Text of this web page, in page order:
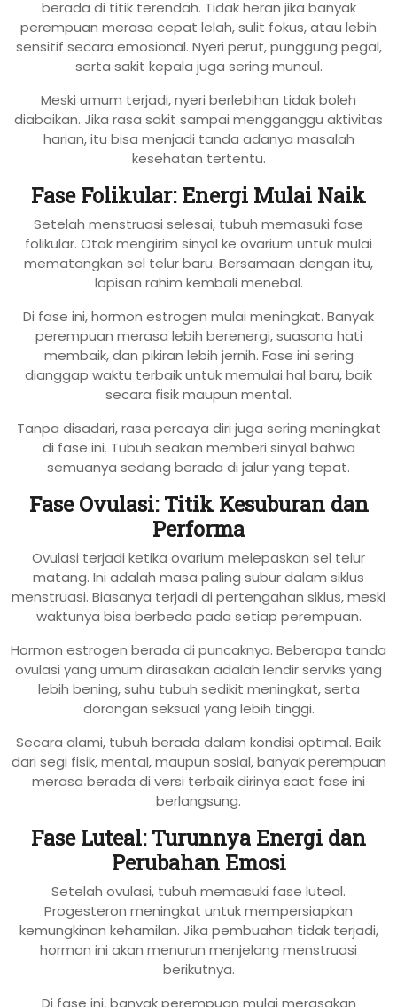
berada di titik terendah. Tidak heran jika banyak
perempuan merasa cepat lelah, sulit fokus, atau lebih
sensitif secara emosional. Nyeri perut, punggung pegal,
serta sakit kepala juga sering muncul.
Meski umum terjadi, nyeri berlebihan tidak boleh
diabaikan. Jika rasa sakit sampai mengganggu aktivitas
harian, itu bisa menjadi tanda adanya masalah
kesehatan tertentu.
Fase Folikular: Energi Mulai Naik
Setelah menstruasi selesai, tubuh memasuki fase
folikular. Otak mengirim sinyal ke ovarium untuk mulai
mematangkan sel telur baru. Bersamaan dengan itu,
lapisan rahim kembali menebal.
Di fase ini, hormon estrogen mulai meningkat. Banyak
perempuan merasa lebih berenergi, suasana hati
membaik, dan pikiran lebih jernih. Fase ini sering
dianggap waktu terbaik untuk memulai hal baru, baik
secara fisik maupun mental.
Tanpa disadari, rasa percaya diri juga sering meningkat
di fase ini. Tubuh seakan memberi sinyal bahwa
semuanya sedang berada di jalur yang tepat.
Fase Ovulasi: Titik Kesuburan dan
Performa
Ovulasi terjadi ketika ovarium melepaskan sel telur
matang. Ini adalah masa paling subur dalam siklus
menstruasi. Biasanya terjadi di pertengahan siklus, meski
waktunya bisa berbeda pada setiap perempuan.
Hormon estrogen berada di puncaknya. Beberapa tanda
ovulasi yang umum dirasakan adalah lendir serviks yang
lebih bening, suhu tubuh sedikit meningkat, serta
dorongan seksual yang lebih tinggi.
Secara alami, tubuh berada dalam kondisi optimal. Baik
dari segi fisik, mental, maupun sosial, banyak perempuan
merasa berada di versi terbaik dirinya saat fase ini
berlangsung.
Fase Luteal: Turunnya Energi dan
Perubahan Emosi
Setelah ovulasi, tubuh memasuki fase luteal.
Progesteron meningkat untuk mempersiapkan
kemungkinan kehamilan. Jika pembuahan tidak terjadi,
hormon ini akan menurun menjelang menstruasi
berikutnya.
Di fase ini, banyak perempuan mulai merasakan